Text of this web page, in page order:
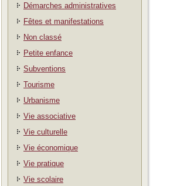
Démarches administratives
Fêtes et manifestations
Non classé
Petite enfance
Subventions
Tourisme
Urbanisme
Vie associative
Vie culturelle
Vie économique
Vie pratique
Vie scolaire